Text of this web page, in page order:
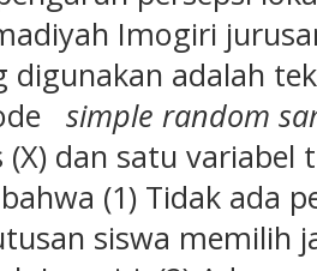
Imogiri
digunakan adalah
simple random
(X) dan satu variabel
(1) Tidak ada
siswa memilih